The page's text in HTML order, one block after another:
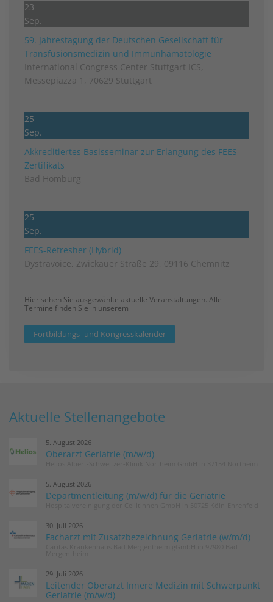
23
Sep.
59. Jahrestagung der Deutschen Gesellschaft für
Transfusionsmedizin und Immunhämatologie
International Congress Center Stuttgart ICS,
Messepiazza 1, 70629 Stuttgart
25
Sep.
Akkreditiertes Basisseminar zur Erlangung des FEES-
Zertifikats
Bad Homburg
25
Sep.
FEES-Refresher (Hybrid)
Dystravoice, Zwickauer Straße 29, 09116 Chemnitz
Hier sehen Sie ausgewählte aktuelle Veranstaltungen. Alle
Termine finden Sie in unserem
Fortbildungs- und Kongresskalender
Aktuelle Stellenangebote
5. August 2026
Oberarzt Geriatrie (m/w/d)
5. August 2026
Departmentleitung (m/w/d) für die Geriatrie
30. Juli 2026
Facharzt mit Zusatzbezeichnung Geriatrie (w/m/d)
29. Juli 2026
Leitender Oberarzt Innere Medizin mit Schwerpunkt
Geriatrie (m/w/d)